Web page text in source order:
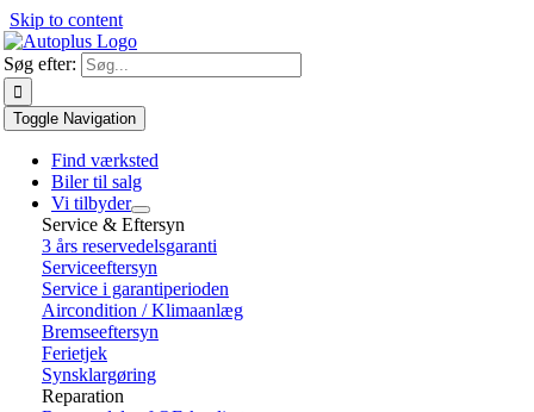
Skip to content
Søg efter:
Toggle Navigation
Find værksted
Biler til salg
Vi tilbyder
Service & Eftersyn
3 års reservedelsgaranti
Serviceeftersyn
Service i garantiperioden
Aircondition / Klimaanlæg
Bremseeftersyn
Ferietjek
Synsklargøring
Reparation